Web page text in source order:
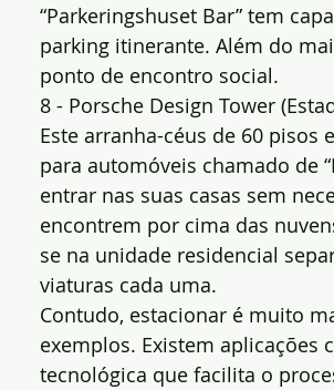
“Parkeringshuset Bar” tem
parking itinerante. Além do
ponto de encontro social.
8 - Porsche Design Tower
Este arranha-céus de 60
para automóveis chamado de
entrar nas suas casas sem
encontrem por cima das
se na unidade residencial
viaturas cada uma.
Contudo, estacionar é muito
exemplos. Existem aplicações
tecnológica que facilita o